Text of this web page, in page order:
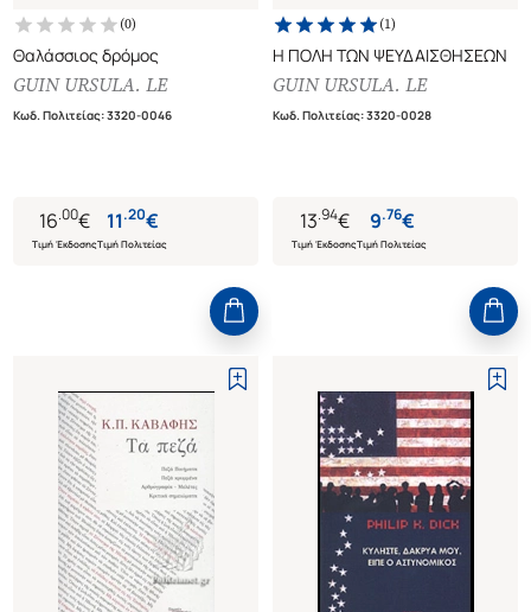
(0)
Θαλάσσιος δρόμος
GUIN URSULA. LE
Κωδ. Πολιτείας:3320-0046
16.00€
Τιμή Έκδοσης
11.20€
Τιμή Πολιτείας
(1)
Η ΠΟΛΗ ΤΩΝ ΨΕΥΔΑΙΣΘΗΣΕΩΝ
GUIN URSULA. LE
Κωδ. Πολιτείας:3320-0028
13.94€
Τιμή Έκδοσης
9.76€
Τιμή Πολιτείας